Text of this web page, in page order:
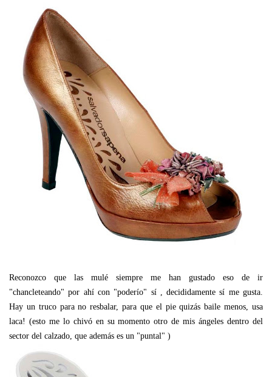
Reconozco que las mulé siempre me han gustado eso de ir
"chancleteando" por ahí con "poderío" sí , decididamente sí me gusta.
Hay un truco para no resbalar, para que el pie quizás baile menos, usa
laca! (esto me lo chivó en su momento otro de mis ángeles dentro del
sector del calzado, que además es un "puntal" )